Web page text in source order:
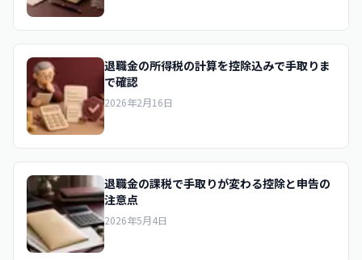
退職金の所得税の計算を控除込みで手取りま
で確認
2026年2月16日
退職金の課税で手取りが変わる控除と申告の
注意点
2026年5月4日